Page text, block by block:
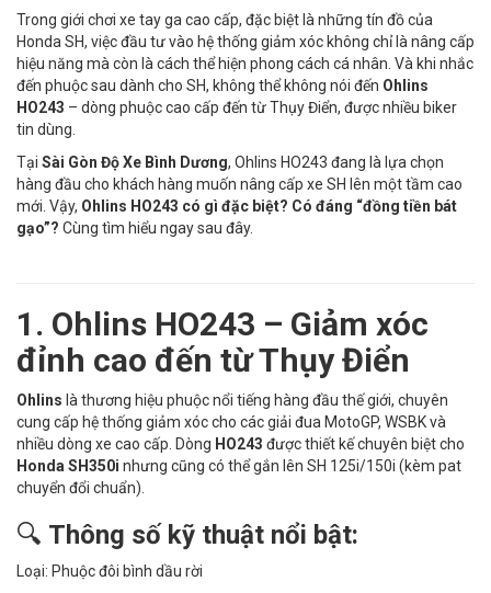
Trong giới chơi xe tay ga cao cấp, đặc biệt là những tín đồ của
Honda SH, việc đầu tư vào hệ thống giảm xóc không chỉ là nâng cấp
hiệu năng mà còn là cách thể hiện phong cách cá nhân. Và khi nhắc
đến phuộc sau dành cho SH, không thể không nói đến Ohlins
HO243 – dòng phuộc cao cấp đến từ Thụy Điển, được nhiều biker
tin dùng.
Tại Sài Gòn Độ Xe Bình Dương, Ohlins HO243 đang là lựa chọn
hàng đầu cho khách hàng muốn nâng cấp xe SH lên một tầm cao
mới. Vậy, Ohlins HO243 có gì đặc biệt? Có đáng “đồng tiền bát
gạo”? Cùng tìm hiểu ngay sau đây.
1. Ohlins HO243 – Giảm xóc
đỉnh cao đến từ Thụy Điển
Ohlins là thương hiệu phuộc nổi tiếng hàng đầu thế giới, chuyên
cung cấp hệ thống giảm xóc cho các giải đua MotoGP, WSBK và
nhiều dòng xe cao cấp. Dòng HO243 được thiết kế chuyên biệt cho
Honda SH350i nhưng cũng có thể gắn lên SH 125i/150i (kèm pat
chuyển đổi chuẩn).
🔍 Thông số kỹ thuật nổi bật:
Loại: Phuộc đôi bình dầu rời